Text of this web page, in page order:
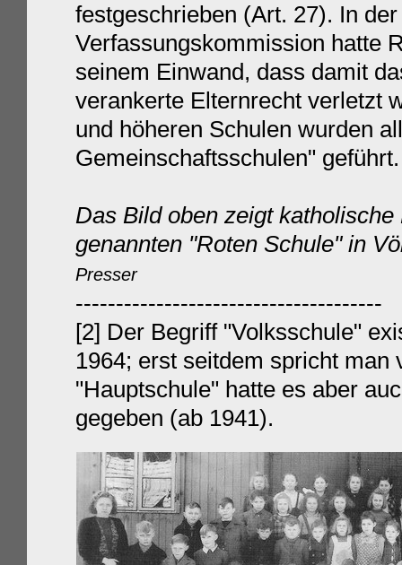
festgeschrieben (Art. 27). In
Verfassungskommission hatte
seinem Einwand, dass damit
verankerte Elternrecht verletzt
und höheren Schulen wurden
Gemeinschaftsschulen" geführt.
Das Bild oben zeigt
genannten "Roten Schule" in
Presser
--------------------------------------
[2] Der Begriff "Volksschule"
1964; erst seitdem spricht man
"Hauptschule" hatte es aber
gegeben (ab 1941).